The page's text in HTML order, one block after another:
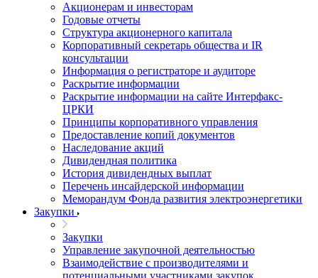
Акционерам и инвесторам
Годовые отчеты
Структура акционерного капитала
Корпоративный секретарь общества и IR
консультации
Информация о регистраторе и аудиторе
Раскрытие информации
Раскрытие информации на сайте Интерфакс-
ЦРКИ
Принципы корпоративного управления
Предоставление копий документов
Наследование акций
Дивидендная политика
История дивидендных выплат
Перечень инсайдерской информации
Меморандум Фонда развития электроэнергетики
Закупки
Закупки
Управление закупочной деятельностью
Взаимодействие с производителями и
потенциальными участниками закупок